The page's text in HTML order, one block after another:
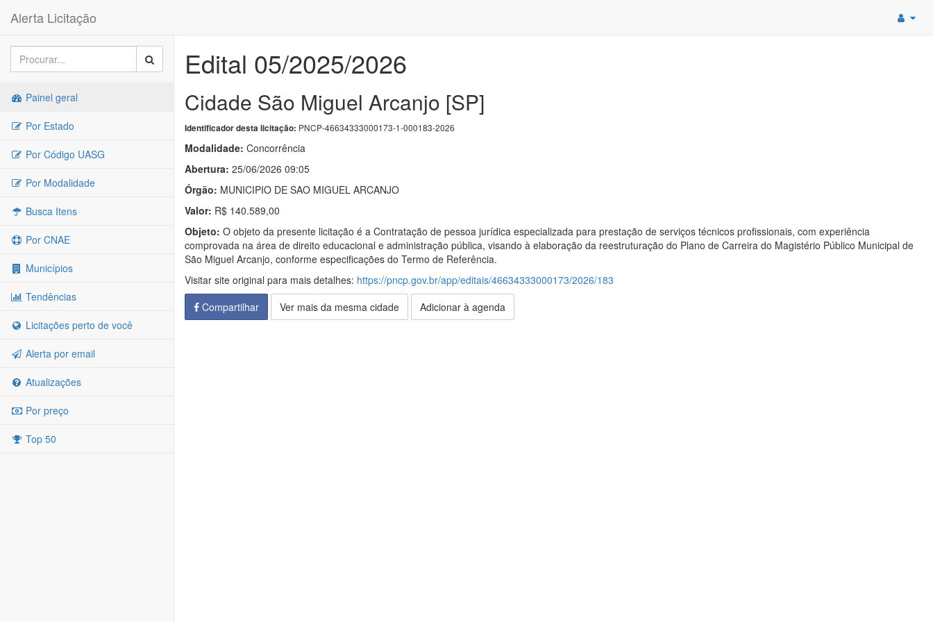
Alerta Licitação
Painel geral
Por Estado
Por Código UASG
Por Modalidade
Busca Itens
Por CNAE
Municípios
Tendências
Licitações perto de você
Alerta por email
Atualizações
Por preço
Top 50
Edital 05/2025/2026
Cidade São Miguel Arcanjo [SP]
Identificador desta licitação: PNCP-46634333000173-1-000183-2026
Modalidade: Concorrência
Abertura: 25/06/2026 09:05
Órgão: MUNICIPIO DE SAO MIGUEL ARCANJO
Valor: R$ 140.589,00
Objeto: O objeto da presente licitação é a Contratação de pessoa jurídica especializada para prestação de serviços técnicos profissionais, com experiência
comprovada na área de direito educacional e administração pública, visando à elaboração da reestruturação do Plano de Carreira do Magistério Público Municipal de
São Miguel Arcanjo, conforme especificações do Termo de Referência.
Visitar site original para mais detalhes: https://pncp.gov.br/app/editais/46634333000173/2026/183
Compartilhar
Ver mais da mesma cidade Adicionar à agenda